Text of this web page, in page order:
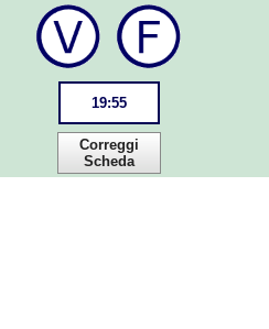
19:54
Correggi
Scheda